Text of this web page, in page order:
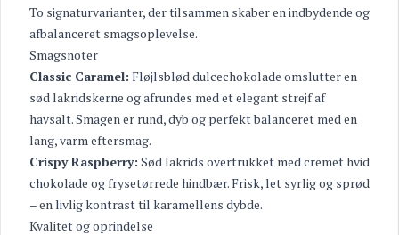
To signaturvarianter, der tilsammen skaber en indbydende og
afbalanceret smagsoplevelse.
Smagsnoter
Classic Caramel: Fløjlsblød dulcechokolade omslutter en
sød lakridskerne og afrundes med et elegant strejf af
havsalt. Smagen er rund, dyb og perfekt balanceret med en
lang, varm eftersmag.
Crispy Raspberry: Sød lakrids overtrukket med cremet hvid
chokolade og frysetørrede hindbær. Frisk, let syrlig og sprød
– en livlig kontrast til karamellens dybde.
Kvalitet og oprindelse